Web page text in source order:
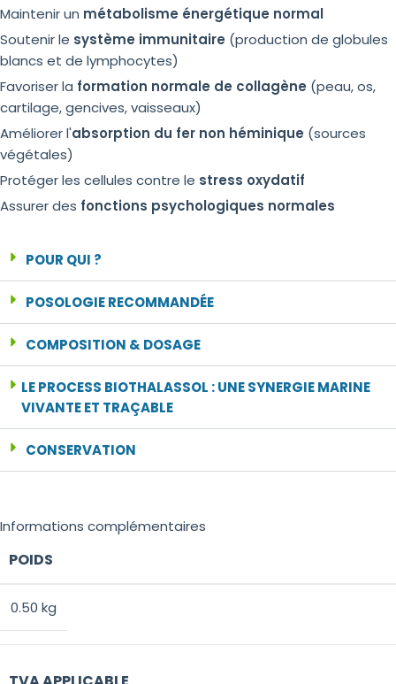
Maintenir un métabolisme énergétique normal
Soutenir le système immunitaire (production de globules
blancs et de lymphocytes)
Favoriser la formation normale de collagène (peau, os,
cartilage, gencives, vaisseaux)
Améliorer l'absorption du fer non héminique (sources
végétales)
Protéger les cellules contre le stress oxydatif
Assurer des fonctions psychologiques normales
POUR QUI ?
POSOLOGIE RECOMMANDÉE
COMPOSITION & DOSAGE
LE PROCESS BIOTHALASSOL : UNE SYNERGIE MARINE
VIVANTE ET TRAÇABLE
CONSERVATION
Informations complémentaires
POIDS
0.50 kg